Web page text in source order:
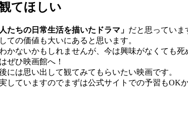
てほしい
たちの日常生活を描いたドラマ」 だと思っていま
ての価値も大いにあると思います。
ないかもしれませんが、今は興味がなくても死
ぜひ映画館へ！
には思い出して観てみてもらいたい映画です。
していますのでまずは公式サイトでの予習もOKか